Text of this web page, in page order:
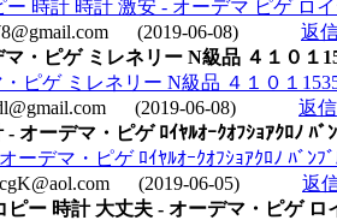
時計 時計 激安 - オーデマ ピゲ ロ
(2019-06-08)
返
マ・ピゲ ミレネリー N級品 ４１０１
ピゲ ミレネリー N級品 ４１０１
(2019-06-08)
返信
オーデマ・ピゲ ﾛｲﾔﾙｵｰｸｵﾌｼｮｱｸﾛﾉ ﾊ
ーデマ・ピゲ ﾛｲﾔﾙｵｰｸｵﾌｼｮｱｸﾛﾉ ﾊﾞﾝﾌ
(2019-06-05)
返
ピー 時計 大丈夫 - オーデマ・ピゲ ロ